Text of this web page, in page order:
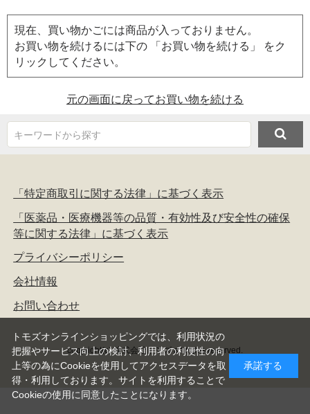
現在、買い物かごには商品が入っておりません。
お買い物を続けるには下の 「お買い物を続ける」 をク
リックしてください。
元の画面に戻ってお買い物を続ける
キーワードから探す
「特定商取引に関する法律」に基づく表示
「医薬品・医療機器等の品質・有効性及び安全性の確保
等に関する法律」に基づく表示
プライバシーポリシー
会社情報
お問い合わせ
copyright(c) 株式会社トモズ all rights reserved.
トモズオンラインショッピングでは、利用状況の
把握やサービス向上の検討、利用者の利便性の向
上等の為にCookieを使用してアクセスデータを取
得・利用しております。サイトを利用することで
Cookieの使用に同意したことになります。
承諾する